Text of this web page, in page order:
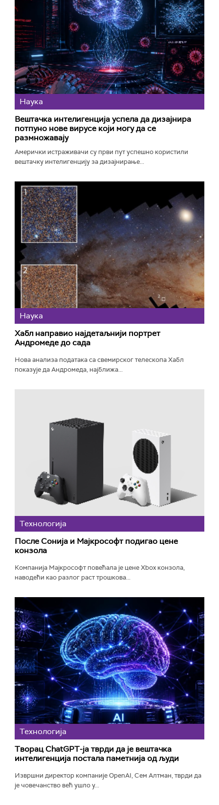
Наука
Вештачка интелигенција успела да дизајнира
потпуно нове вирусе који могу да се
размножавају
Амерички истраживачи су први пут успешно користили
вештачку интелигенцију за дизајнирање...
Наука
Хабл направио најдетаљнији портрет
Андромеде до сада
Нова анализа података са свемирског телескопа Хабл
показује да Андромеда, најближа...
Технологијa
После Сонија и Мајкрософт подигао цене
конзола
Компанија Мајкрософт повећала је цене Xbox конзола,
наводећи као разлог раст трошкова...
Технологијa
Творац ChatGPT-ја тврди да је вештачка
интелигенција постала паметнија од људи
Извршни директор компаније OpenAI, Сем Алтман, тврди да
је човечанство већ ушло у...